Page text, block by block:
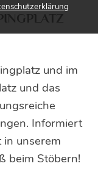
und im
und das
Informiert
unserem
beim Stöbern!